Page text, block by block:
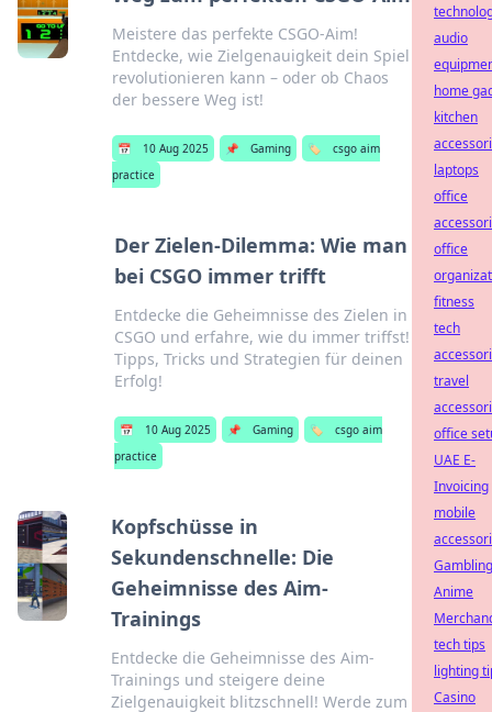
Meistere das perfekte CSGO-Aim!
Entdecke, wie Zielgenauigkeit dein Spiel
revolutionieren kann – oder ob Chaos
der bessere Weg ist!
📅 10 Aug 2025 📌 Gaming 🏷️
csgo aim
practice
Der Zielen-Dilemma: Wie man
bei CSGO immer trifft
Entdecke die Geheimnisse des Zielen in
CSGO und erfahre, wie du immer triffst!
Tipps, Tricks und Strategien für deinen
Erfolg!
📅 10 Aug 2025 📌 Gaming 🏷️
csgo aim
practice
Kopfschüsse in
Sekundenschnelle: Die
Geheimnisse des Aim-
Trainings
Entdecke die Geheimnisse des Aim-
Trainings und steigere deine
Zielgenauigkeit blitzschnell! Werde zum
audio
home
kitchen
laptops
office
office
fitness
tech
travel
office
UAE E-
Invoicing
mobile
Gambling
Anime
tech tips
lighting
Casino